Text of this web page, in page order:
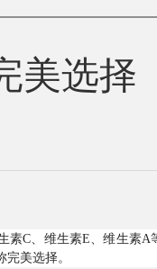
美选择
素C、维生素E、维生素
美选择。